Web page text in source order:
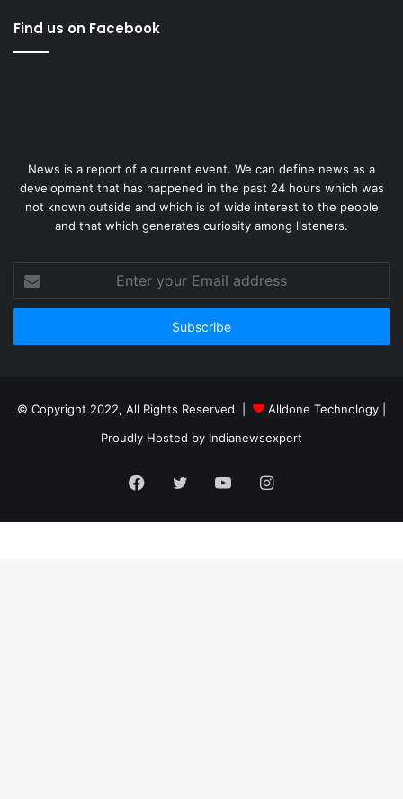
Find us on Facebook
News is a report of a current event. We can define news as a
development that has happened in the past 24 hours which was
not known outside and which is of wide interest to the people
and that which generates curiosity among listeners.
your
Email
© Copyright 2022, All Rights Reserved | Alldone Technology
Proudly Hosted by Indianewsexpert
Facebook
Twitter YouTubeInstagram